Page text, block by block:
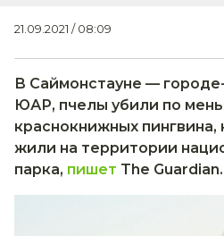
21.09.2021 / 08:09
В Саймонстауне —
ЮАР, пчелы убили по
краснокнижных
жили на территории
парка, пишет The Guardian.